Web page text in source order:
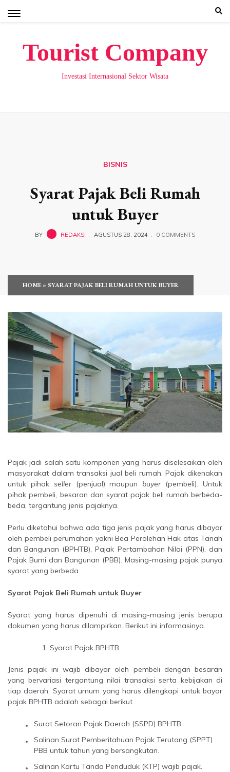
Tourist Company
Investasi Internasional Sektor Wisata
BISNIS
Syarat Pajak Beli Rumah
untuk Buyer
BY REDAKSI AGUSTUS 28, 2024 0 COMMENTS
HOME»SYARAT PAJAK BELI RUMAH UNTUK BUYER
Pajak jadi salah satu komponen yang harus diselesaikan oleh
masyarakat dalam transaksi jual beli rumah. Pajak dikenakan
untuk pihak seller(penjual) maupunbuyer (pembeli). Untuk
pihak pembeli, besaran dan syarat pajak beli rumah berbeda-
beda, tergantung jenis pajaknya.
Perlu diketahui bahwa ada tiga jenis pajak yang harus dibayar
oleh pembeli perumahan yakni Bea Perolehan Hak atas Tanah
dan Bangunan (BPHTB), Pajak Pertambahan Nilai (PPN), dan
Pajak Bumi dan Bangunan (PBB). Masing-masing pajak punya
syarat yang berbeda.
Syarat Pajak Beli Rumah untuk Buyer
Syarat yang harus dipenuhi di masing-masing jenis berupa
dokumen yang harus dilampirkan. Berikut ini informasinya.
Syarat Pajak BPHTB
Jenis pajak ini wajib dibayar oleh pembeli dengan besaran
yang bervariasi tergantung nilai transaksi serta kebijakan di
tiap daerah. Syarat umum yang harus dilengkapi untuk bayar
pajak BPHTB adalah sebagai berikut.
Surat Setoran Pajak Daerah (SSPD) BPHTB.
Salinan Surat Pemberitahuan Pajak Terutang (SPPT)
PBB untuk tahun yang bersangkutan.
Salinan Kartu Tanda Penduduk (KTP) wajib pajak.